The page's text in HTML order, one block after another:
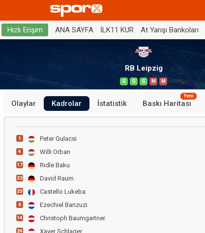
Hızlı Erişim ANA SAYFA İLK11 KUR At Yarışı Bankoları
RB Leipzig
G G G M M
Olaylar Kadrolar İstatistik Baskı Haritası
Yeni
1 Peter Gulacsi
4 Willi Orban
17 Ridle Baku
22 David Raum
23 Castello Lukeba
6 Ezechiel Banzuzi
14 Christoph Baumgartner
24 Xaver Schlager